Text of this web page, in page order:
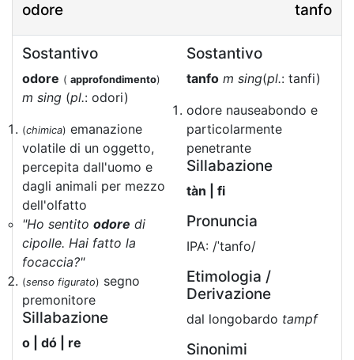
odore tanfo
Sostantivo
odore ( approfondimento)
m sing (pl.: odori)
(chimica) emanazione
volatile di un oggetto,
percepita dall'uomo e
dagli animali per mezzo
dell'olfatto
"Ho sentito odore di
cipolle. Hai fatto la
focaccia?"
(senso figurato) segno
premonitore
Sillabazione
o | dó | re
Sostantivo
tanfo m sing(pl.: tanfi)
odore nauseabondo e
particolarmente
penetrante
Sillabazione
tàn | fi
Pronuncia
IPA: /ˈtanfo/
Etimologia /
Derivazione
dal longobardo tampf
Sinonimi